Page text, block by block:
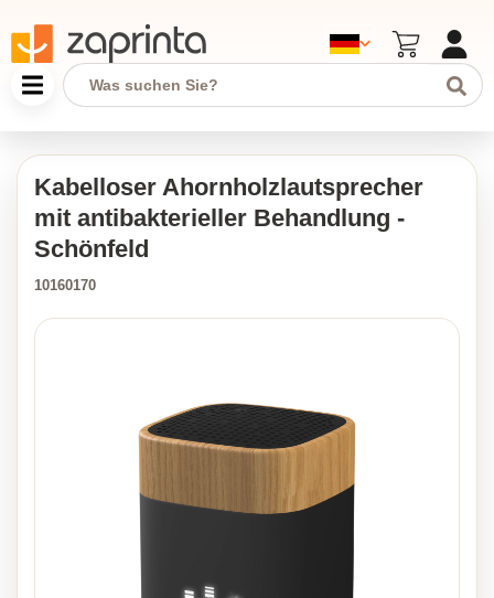
Kabelloser Ahornholzlautsprecher
mit antibakterieller Behandlung -
Schönfeld
10160170